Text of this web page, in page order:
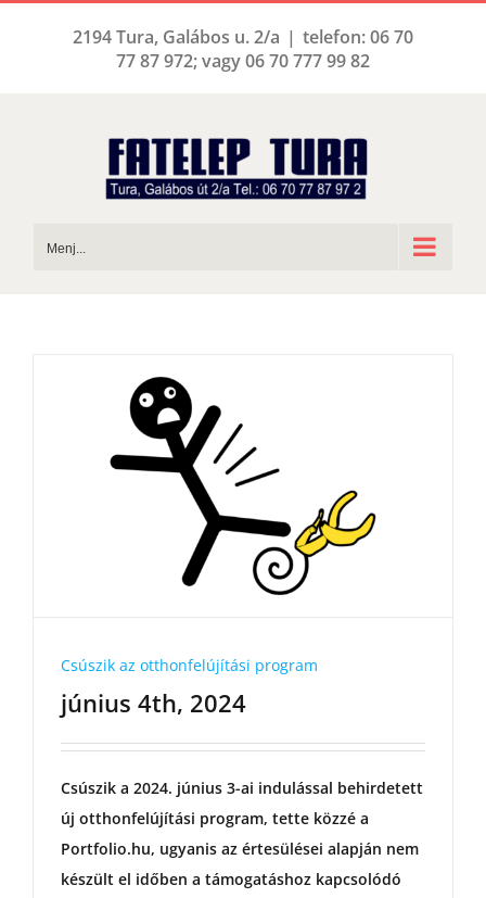
2194 Tura, Galábos u. 2/a | telefon: 06 70
77 87 972; vagy 06 70 777 99 82
Menj...
Csúszik az otthonfelújítási program
június 4th, 2024
Csúszik a 2024. június 3-ai indulással behirdetett
új otthonfelújítási program, tette közzé a
Portfolio.hu, ugyanis az értesülései alapján nem
készült el időben a támogatáshoz kapcsolódó